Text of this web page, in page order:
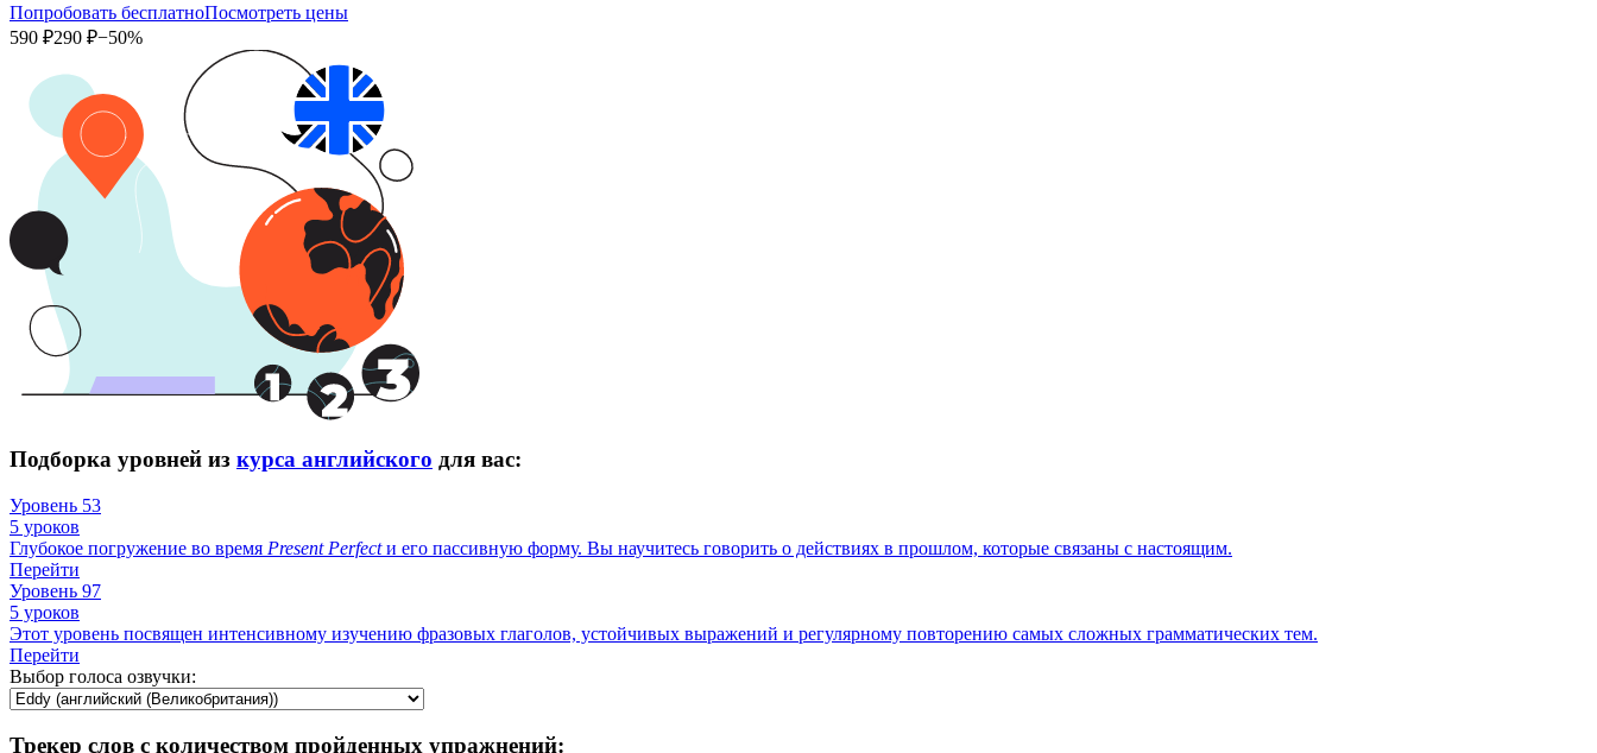
Попробовать бесплатноПосмотреть цены
590 ₽290 ₽−50%
Подборка уровней из курса английского для вас:
Уровень 53
5 уроков
Глубокое погружение во время Present Perfectи его пассивную форму. Вы научитесь говорить о действиях в прошлом, которые связаны с настоящим.
Перейти
Уровень 97
5 уроков
Этот уровень посвящен интенсивному изучению фразовых глаголов, устойчивых выражений и регулярному повторению самых сложных грамматических тем.
Перейти
Выбор голоса озвучки:
Трекер слов с количеством пройденных упражнений: